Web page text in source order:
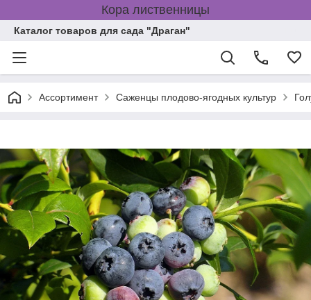
Кора лиственницы
Каталог товаров для сада "Драган"
Ассортимент Саженцы плодово-ягодных культур